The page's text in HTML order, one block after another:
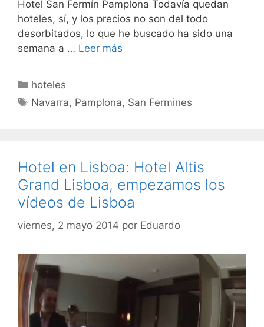
Hotel San Fermín Pamplona Todavía quedan
hoteles, sí, y los precios no son del todo
desorbitados, lo que he buscado ha sido una
semana a … Leer más
Categorías
hoteles
Etiquetas
Navarra, Pamplona, San Fermines
Hotel en Lisboa: Hotel Altis
Grand Lisboa, empezamos los
vídeos de Lisboa
viernes, 2 mayo 2014 por Eduardo